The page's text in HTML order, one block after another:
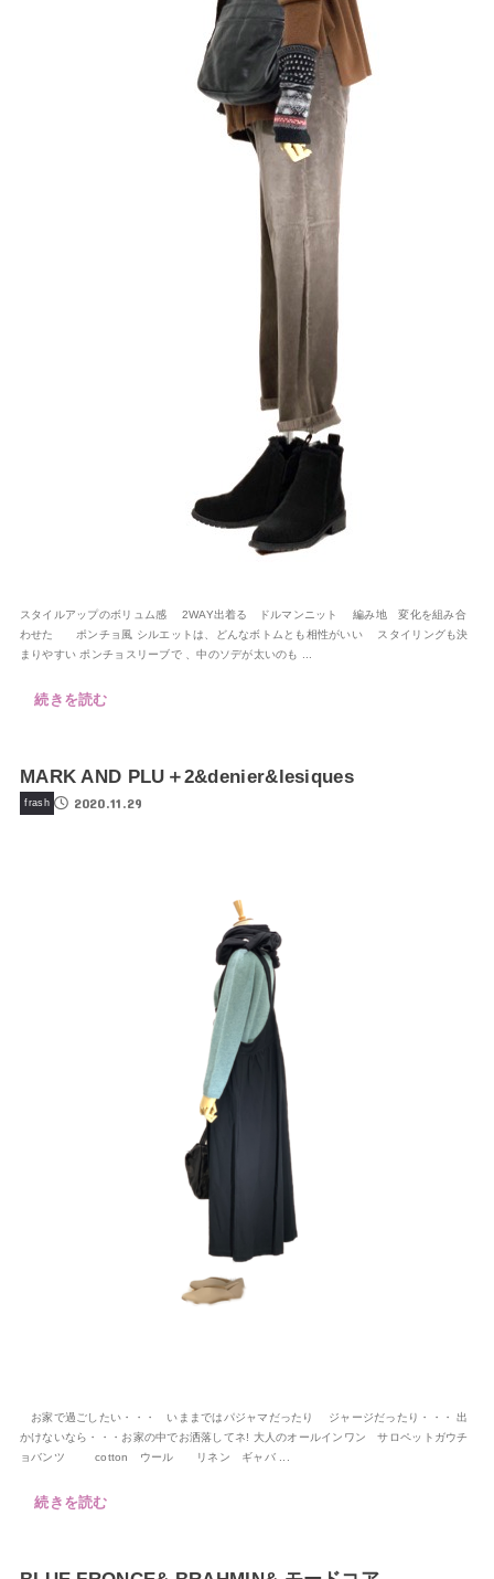
スタイルアップのボリュム感 2WAY出着る ドルマンニット 編み地 変化を組み合
わせた ポンチョ風 シルエットは、どんなボトムとも相性がいい スタイリングも決
まりやすい ポンチョスリーブで 、中のソデが太いのも ...
続きを読む
MARK AND PLU＋2&denier&lesiques
frash 2020.11.29
お家で過ごしたい・・・ いままではパジャマだったり ジャージだったり・・・ 出
かけないなら・・・お家の中でお洒落してネ! 大人のオールインワン サロペットガウチ
ョバンツ cotton ウール リネン ギャバ ...
続きを読む